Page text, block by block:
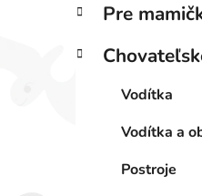
Pre
Vodítka
Vodítka a
Postroje